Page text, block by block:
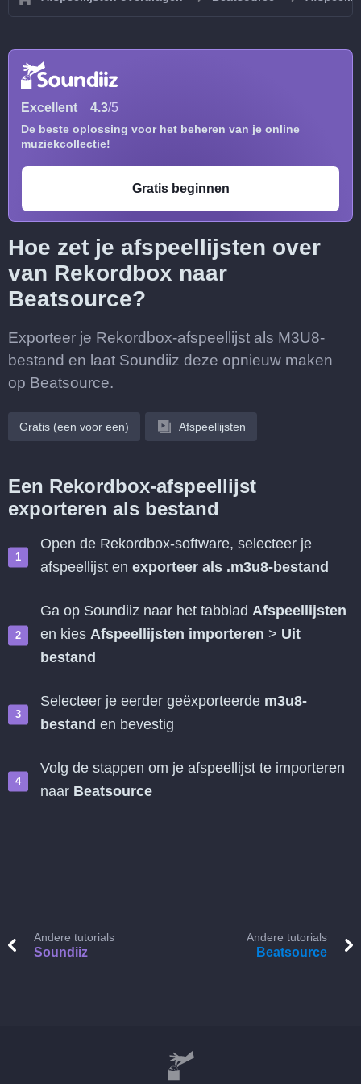
Excellent 4.3/5
De beste oplossing voor het beheren van je online
muziekcollectie!
Gratis beginnen
Hoe zet je afspeellijsten over
van Rekordbox naar
Beatsource?
Exporteer je Rekordbox-afspeellijst als M3U8-
bestand en laat Soundiiz deze opnieuw maken
op Beatsource.
Gratis (een voor een) Afspeellijsten
Een Rekordbox-afspeellijst
exporteren als bestand
Open de Rekordbox-software, selecteer je
afspeellijst en exporteer als .m3u8-bestand
Ga op Soundiiz naar het tabblad Afspeellijsten
en kies Afspeellijsten importeren > Uit
bestand
Selecteer je eerder geëxporteerde m3u8-
bestand en bevestig
Volg de stappen om je afspeellijst te importeren
naar Beatsource
Andere tutorials
Soundiiz
Andere tutorials
Beatsource